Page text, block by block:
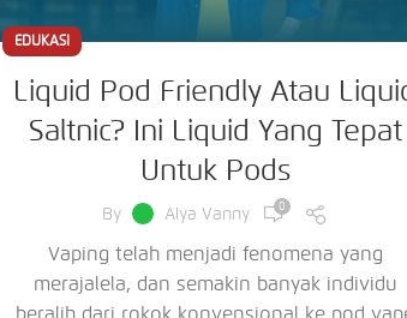
EDUKASI
Liquid Pod Friendly Atau
Saltnic? Ini Liquid Yang Tepat
Untuk Pods
By Alya Vanny 0
Vaping telah menjadi fenomena yang
merajalela, dan semakin banyak individu
beralih dari rokok konvensional ke pod